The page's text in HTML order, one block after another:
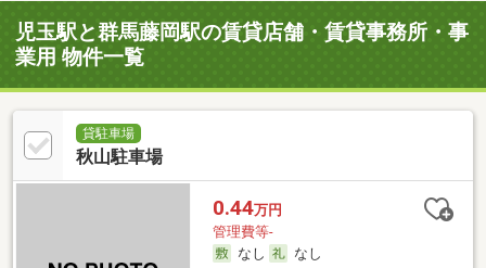
児玉駅と群馬藤岡駅の賃貸店舗・賃貸事務所・事
業用 物件一覧
貸駐車場
秋山駐車場
0.44万円
管理費等-
なし
なし